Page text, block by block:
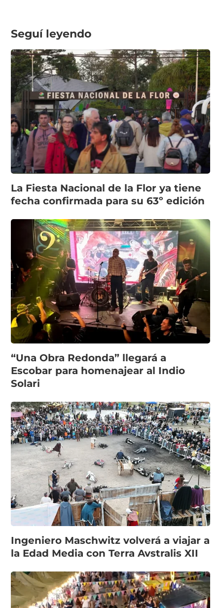
Seguí leyendo
La Fiesta Nacional de la Flor ya tiene
fecha confirmada para su 63º edición
“Una Obra Redonda” llegará a
Escobar para homenajear al Indio
Solari
Ingeniero Maschwitz volverá a viajar a
la Edad Media con Terra Avstralis XII